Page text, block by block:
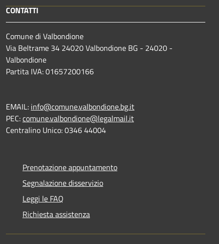
CONTATTI
Comune di Valbondione
Via Beltrame 34 24020 Valbondione BG - 24020 -
Valbondione
Partita IVA: 01657200166
EMAIL: info@comune.valbondione.bg.it
PEC:comune.valbondione@legalmail.it
Centralino Unico: 0346 44004
Prenotazione appuntamento
Segnalazione disservizio
Leggi le FAQ
Richiesta assistenza